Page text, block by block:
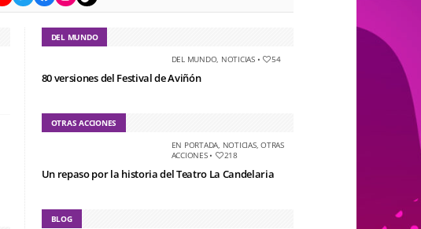
DEL MUNDO
DEL MUNDO, NOTICIAS• 54
80 versiones del Festival de Aviñón
OTRAS ACCIONES
EN PORTADA, NOTICIAS,OTRAS
ACCIONES• 218
Un repaso por la historia del Teatro La Candelaria
BLOG